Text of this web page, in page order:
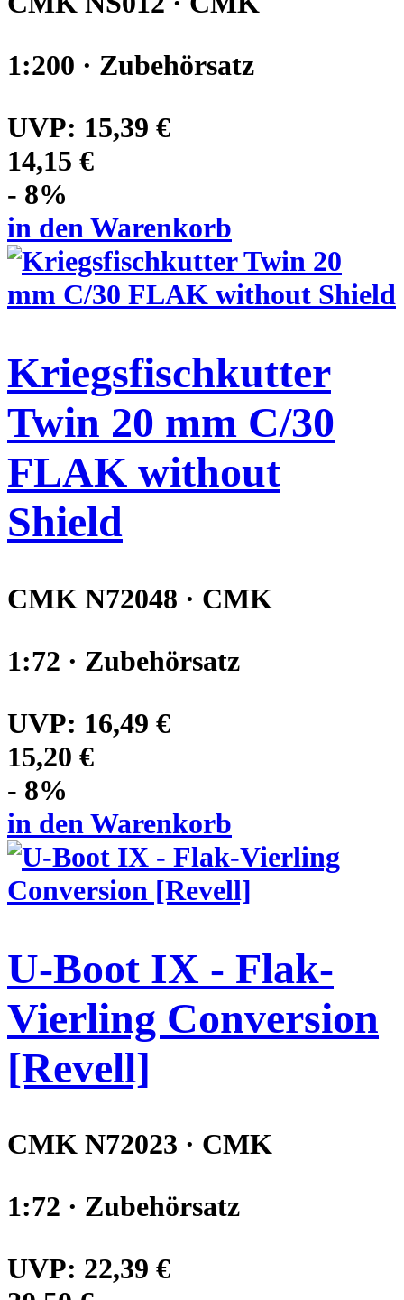
1:200 · Zubehörsatz
UVP: 15,39 €
14,15 €
- 8%
in den Warenkorb
Kriegsfischkutter
Twin 20 mm C/30
FLAK without
Shield
CMK N72048 · CMK
1:72 · Zubehörsatz
UVP: 16,49 €
15,20 €
- 8%
in den Warenkorb
U-Boot IX - Flak-
Vierling Conversion
[Revell]
CMK N72023 · CMK
1:72 · Zubehörsatz
UVP: 22,39 €